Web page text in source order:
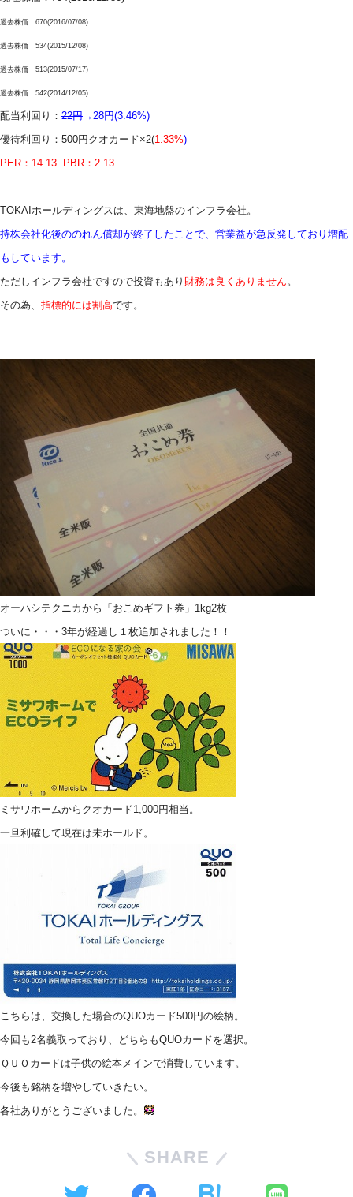
過去株価：670(2016/07/08)
過去株価：534(2015/12/08)
過去株価：513(2015/07/17)
過去株価：542(2014/12/05)
配当利回り： 22円→28円(3.46%)
優待利回り： 500円クオカード×2(1.33%)
PER：14.13 PBR：2.13
TOKAIホールディングスは、東海地盤のインフラ会社。
持株会社化後ののれん償却が終了したことで、営業益が急反発しており増配
もしています。
ただしインフラ会社ですので投資もあり 財務は良くありません 。
その為、 指標的には割高です。
オーハシテクニカから「おこめギフト券」1kg2枚
ついに・・・3年が経過し１枚追加されました！！
ミサワホームからクオカード1,000円相当。
一旦利確して現在は未ホールド。
こちらは、交換した場合のQUOカード500円の絵柄。
今回も2名義取っており、どちらもQUOカードを選択。
ＱＵＯカードは子供の絵本メインで消費しています。
今後も銘柄を増やしていきたい。
各社ありがとうございました。
SHARE